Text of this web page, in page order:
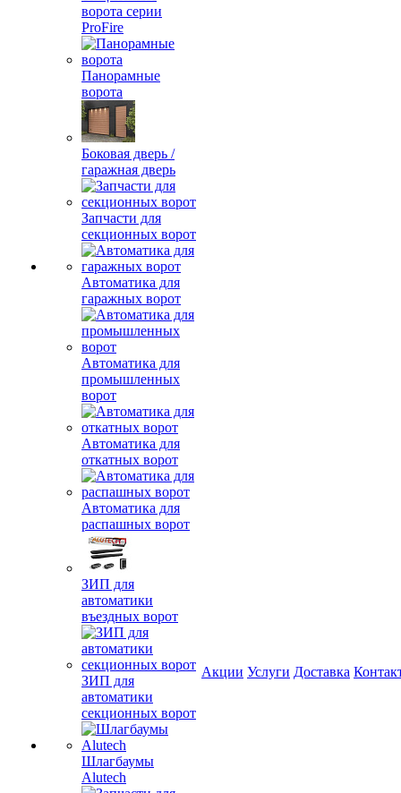
ворота серии
ProFire
Панорамные
ворота
Боковая дверь /
гаражная дверь
Запчасти для
секционных ворот
Автоматика для
гаражных ворот
Автоматика для
промышленных
ворот
Автоматика для
откатных ворот
Автоматика для
распашных ворот
ЗИП для
автоматики
въездных ворот
ЗИП для
автоматики
секционных ворот
Шлагбаумы
Alutech
Акции Услуги Доставка